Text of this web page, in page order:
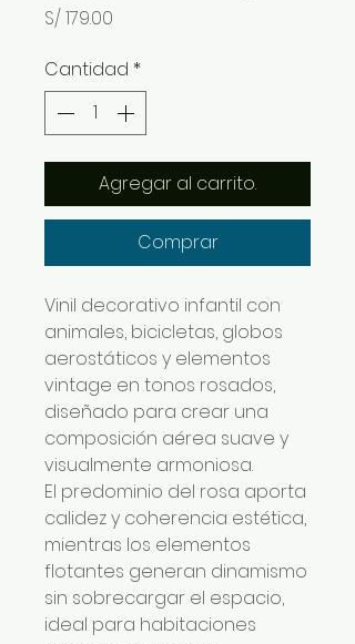
S/ 179.00
Cantidad *
Agregar al carrito.
Comprar
Vinil decorativo infantil con
animales, bicicletas, globos
aerostáticos y elementos
vintage en tonos rosados,
diseñado para crear una
composición aérea suave y
visualmente armoniosa.
El predominio del rosa aporta
calidez y coherencia estética,
mientras los elementos
flotantes generan dinamismo
sin sobrecargar el espacio,
ideal para habitaciones